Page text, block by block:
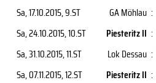
Sa, 17.10.2015, 9.ST GA Möhlau :
Sa, 24.10.2015, 10.ST Piesteritz II :
Sa, 31.10.2015, 11.ST Lok Dessau :
Sa, 07.11.2015, 12.ST Piesteritz II :